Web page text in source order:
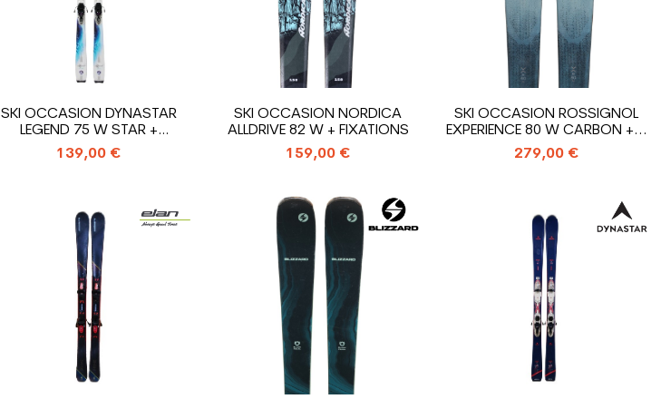
SKI OCCASION DYNASTAR
LEGEND 75 W STAR +
FIXATIONS
139,00 €
SKI OCCASION NORDICA
ALLDRIVE 82 W + FIXATIONS
159,00 €
SKI OCCASION ROSSIGNOL
EXPERIENCE 80 W CARBON +...
279,00 €